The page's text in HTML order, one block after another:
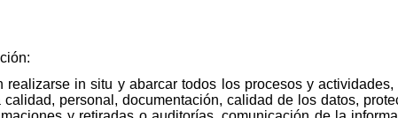
in situ y abarcar todos los procesos y actividades,
personal, documentación, calidad de los datos,